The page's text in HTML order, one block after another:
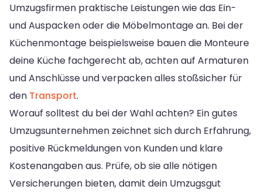
Umzugsfirmen praktische Leistungen wie das Ein-
und Auspacken oder die Möbelmontage an. Bei der
Küchenmontage beispielsweise bauen die Monteure
deine Küche fachgerecht ab, achten auf Armaturen
und Anschlüsse und verpacken alles stoßsicher für
den Transport.
Worauf solltest du bei der Wahl achten? Ein gutes
Umzugsunternehmen zeichnet sich durch Erfahrung,
positive Rückmeldungen von Kunden und klare
Kostenangaben aus. Prüfe, ob sie alle nötigen
Versicherungen bieten, damit dein Umzugsgut